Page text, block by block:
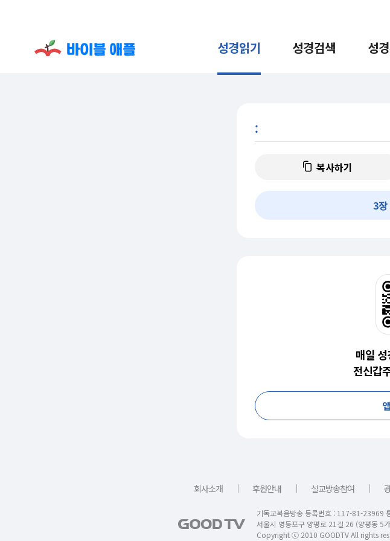
성경읽기 성경검색 성
:
복사하기
3장
매일
전신갑
회사소개 ｜ 후원안내 ｜ 설교방송참여 ｜
기독교복음방송 등록번호 : 117-81-23969
서울시 영등포구 양평로 21길 26 (양평동
Copyright ⓒ 2010 GOODTV All rights